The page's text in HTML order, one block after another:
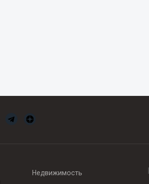
Недвижимость